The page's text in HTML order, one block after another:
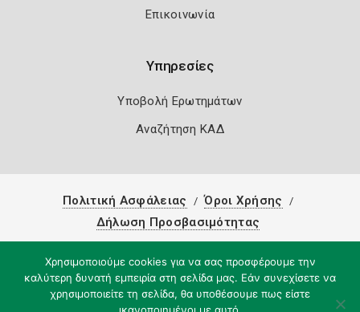
Επικοινωνία
Υπηρεσίες
Υποβολή Ερωτημάτων
Αναζήτηση ΚΑΔ
Πολιτική Ασφάλειας
Όροι Χρήσης
Δήλωση Προσβασιμότητας
Χρησιμοποιούμε cookies για να σας προσφέρουμε την
καλύτερη δυνατή εμπειρία στη σελίδα μας. Εάν συνεχίσετε να
χρησιμοποιείτε τη σελίδα, θα υποθέσουμε πως είστε